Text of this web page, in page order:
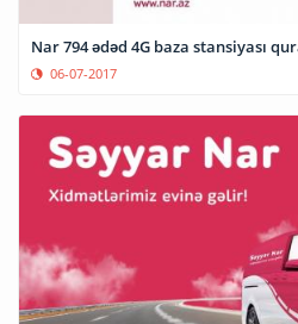
Nar 794 ədəd 4G baza stansiyası
06-07-2017